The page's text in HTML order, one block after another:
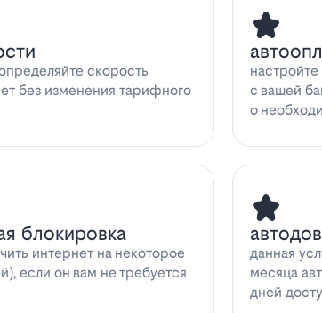
скорость
без изменения тарифного
с вашей
о
блокировка
интернет на некоторое
если он вам не требуется
данная
месяца
дней